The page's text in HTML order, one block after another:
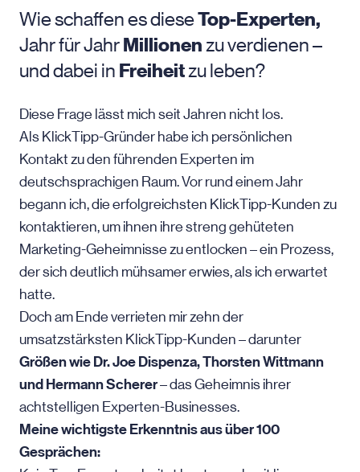
Wie schaffen es dieseTop-Experten,
Jahr für JahrMillionenzu verdienen –
und dabei in Freiheitzu leben?
Diese Frage lässt mich seit Jahren nicht los.
Als KlickTipp-Gründer habe ich persönlichen
Kontakt zu den führenden Experten im
deutschsprachigen Raum. Vor rund einem Jahr
begann ich, die erfolgreichsten KlickTipp-Kunden zu
kontaktieren, um ihnen ihre streng gehüteten
Marketing-Geheimnisse zu entlocken – ein Prozess,
der sich deutlich mühsamer erwies, als ich erwartet
hatte.
Doch am Ende verrieten mir zehn der
umsatzstärksten KlickTipp-Kunden – darunter
Größen wie Dr. Joe Dispenza, Thorsten Wittmann
und Hermann Scherer– das Geheimnis ihrer
achtstelligen Experten-Businesses.
Meine wichtigste Erkenntnis aus über 100
Gesprächen: